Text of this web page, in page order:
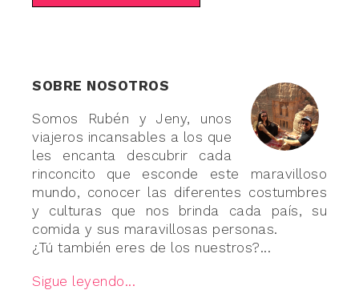
SOBRE NOSOTROS
Somos Rubén y Jeny, unos
viajeros incansables a los que
les encanta descubrir cada
rinconcito que esconde este maravilloso
mundo, conocer las diferentes costumbres
y culturas que nos brinda cada país, su
comida y sus maravillosas personas.
¿Tú también eres de los nuestros?...
Sigue leyendo...